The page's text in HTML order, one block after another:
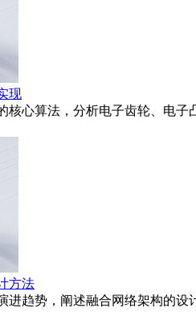
现
心算法，分析电子齿轮、电
方法
趋势，阐述融合网络架构的